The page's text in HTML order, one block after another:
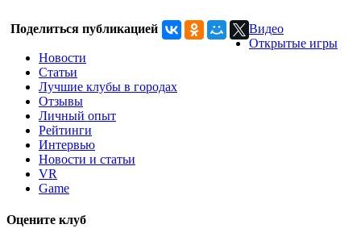
Поделиться публикацией
Видео
Открытые игры
Новости
Статьи
Лучшие клубы в городах
Отзывы
Личный опыт
Рейтинги
Интервью
Новости и статьи
VR
Game
Оцените клуб